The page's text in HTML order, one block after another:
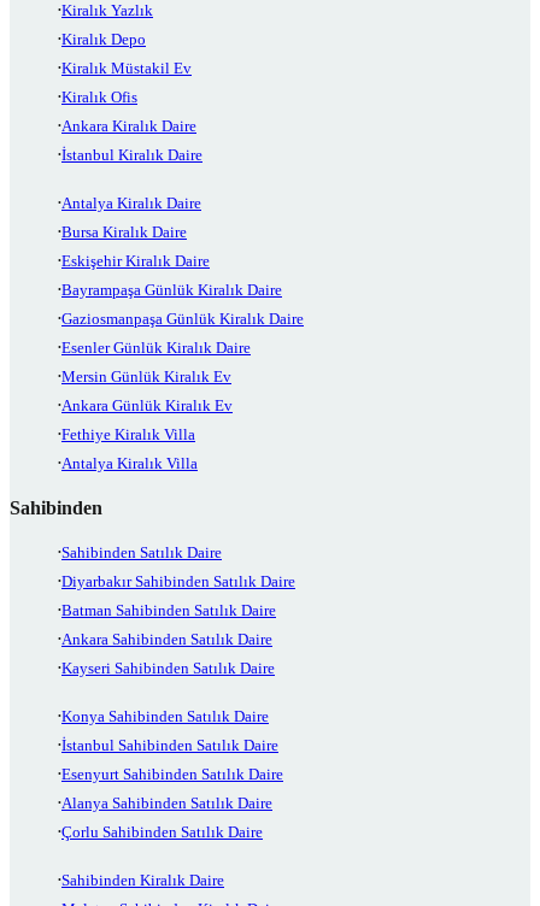
Kiralık Yazlık
Kiralık Depo
Kiralık Müstakil Ev
Kiralık Ofis
Ankara Kiralık Daire
İstanbul Kiralık Daire
Antalya Kiralık Daire
Bursa Kiralık Daire
Eskişehir Kiralık Daire
Bayrampaşa Günlük Kiralık Daire
Gaziosmanpaşa Günlük Kiralık Daire
Esenler Günlük Kiralık Daire
Mersin Günlük Kiralık Ev
Ankara Günlük Kiralık Ev
Fethiye Kiralık Villa
Antalya Kiralık Villa
Sahibinden
Sahibinden Satılık Daire
Diyarbakır Sahibinden Satılık Daire
Batman Sahibinden Satılık Daire
Ankara Sahibinden Satılık Daire
Kayseri Sahibinden Satılık Daire
Konya Sahibinden Satılık Daire
İstanbul Sahibinden Satılık Daire
Esenyurt Sahibinden Satılık Daire
Alanya Sahibinden Satılık Daire
Çorlu Sahibinden Satılık Daire
Sahibinden Kiralık Daire